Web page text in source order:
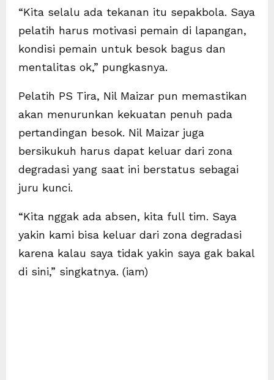
“Kita selalu ada tekanan itu sepakbola. Saya
pelatih harus motivasi pemain di lapangan,
kondisi pemain untuk besok bagus dan
mentalitas ok,” pungkasnya.
Pelatih PS Tira, Nil Maizar pun memastikan
akan menurunkan kekuatan penuh pada
pertandingan besok. Nil Maizar juga
bersikukuh harus dapat keluar dari zona
degradasi yang saat ini berstatus sebagai
juru kunci.
“Kita nggak ada absen, kita full tim. Saya
yakin kami bisa keluar dari zona degradasi
karena kalau saya tidak yakin saya gak bakal
di sini,” singkatnya. (iam)